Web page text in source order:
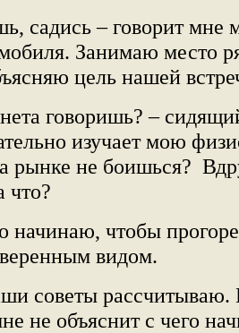
садись – говорит мне
Занимаю место
цель нашей
говоришь? –
изучает мою
рынке не боишься?
что?
начинаю, чтобы
видом.
советы рассчитываю.
не объяснит с чего